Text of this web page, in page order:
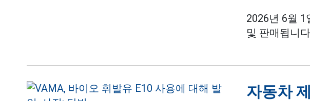
2026년 6월 1
및 판매됩니
자동차